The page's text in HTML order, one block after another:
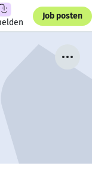
Job posten